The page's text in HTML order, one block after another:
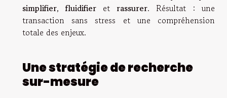
simplifier,fluidifier et rassurer. Résultat : une
transaction sans stress et une compréhension
totale des enjeux.
Une stratégie de recherche
sur-mesure